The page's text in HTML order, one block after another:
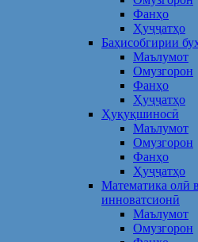
Фанҳо
Ҳуҷҷатҳо
Баҳисобгирии
Маълумот
Омузгорон
Фанҳо
Ҳуҷҷатҳо
Ҳуқуқшиносӣ
Маълумот
Омузгорон
Фанҳо
Ҳуҷҷатҳо
Математика олӣ
инноватсионӣ
Маълумот
Омузгорон